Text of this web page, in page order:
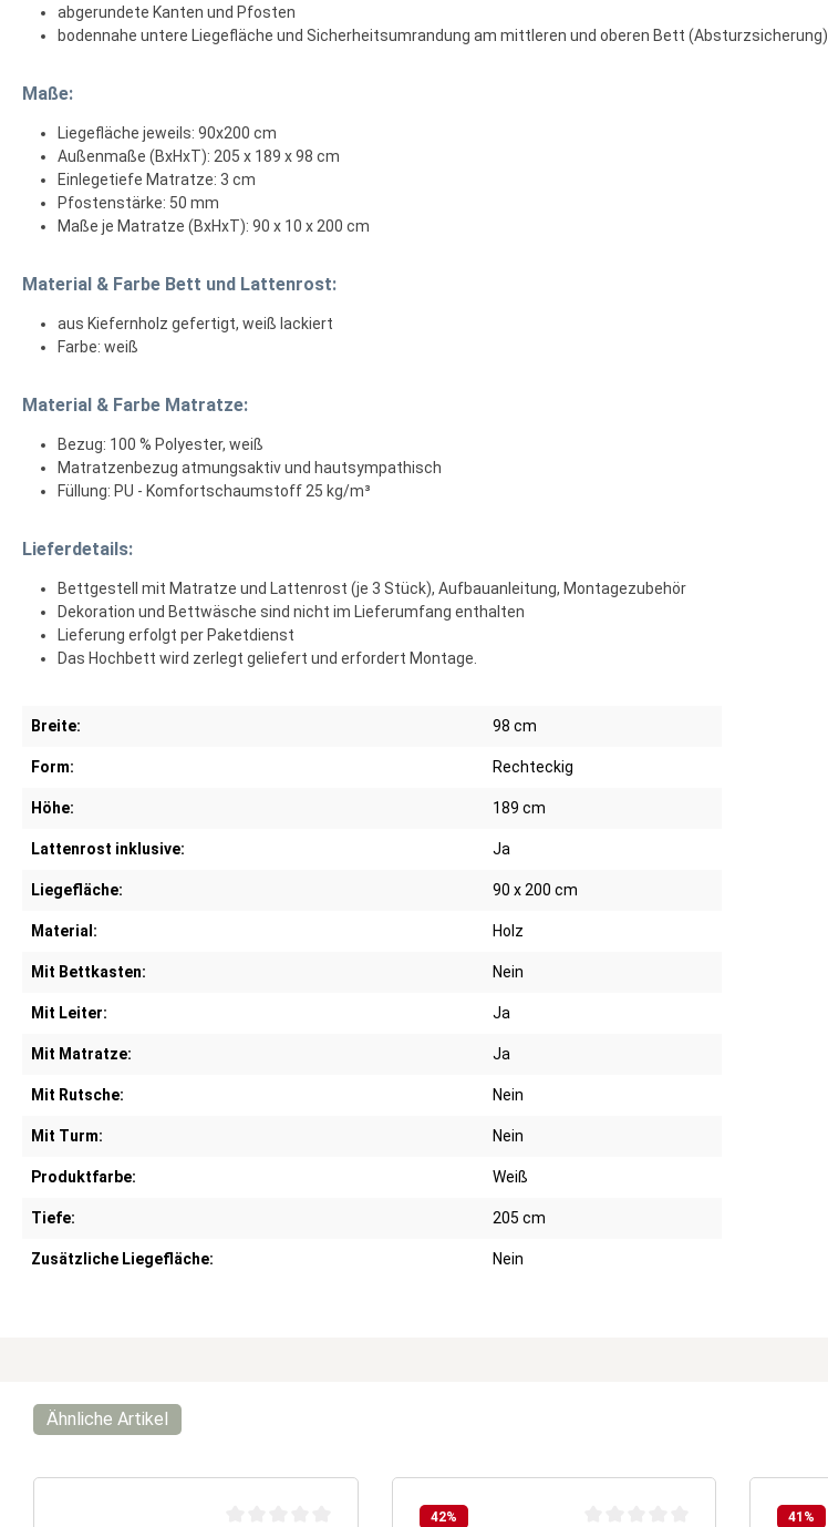
abgerundete Kanten und Pfosten
bodennahe untere Liegefläche und Sicherheitsumrandung am mittleren und oberen Bett (Absturzsicherung)
Maße:
Liegefläche jeweils: 90x200 cm
Außenmaße (BxHxT): 205 x 189 x 98 cm
Einlegetiefe Matratze: 3 cm
Pfostenstärke: 50 mm
Maße je Matratze (BxHxT): 90 x 10 x 200 cm
Material & Farbe Bett und Lattenrost:
aus Kiefernholz gefertigt, weiß lackiert
Farbe: weiß
Material & Farbe Matratze:
Bezug: 100 % Polyester, weiß
Matratzenbezug atmungsaktiv und hautsympathisch
Füllung: PU - Komfortschaumstoff 25 kg/m³
Lieferdetails:
Bettgestell mit Matratze und Lattenrost (je 3 Stück), Aufbauanleitung, Montagezubehör
Dekoration und Bettwäsche sind nicht im Lieferumfang enthalten
Lieferung erfolgt per Paketdienst
Das Hochbett wird zerlegt geliefert und erfordert Montage.
Breite: 98 cm
Form: Rechteckig
Höhe: 189 cm
Lattenrost inklusive: Ja
Liegefläche: 90 x 200 cm
Material: Holz
Mit Bettkasten: Nein
Mit Leiter: Ja
Mit Matratze: Ja
Mit Rutsche: Nein
Mit Turm: Nein
Produktfarbe: Weiß
Tiefe: 205 cm
Zusätzliche Liegefläche: Nein
Ähnliche Artikel
42% 41 %